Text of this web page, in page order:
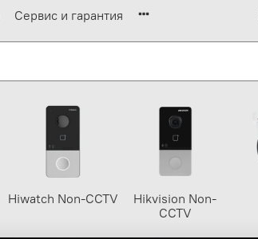
Сервис и гарантия
Hiwatch Non-CCTV
Hikvision Non-
CCTV